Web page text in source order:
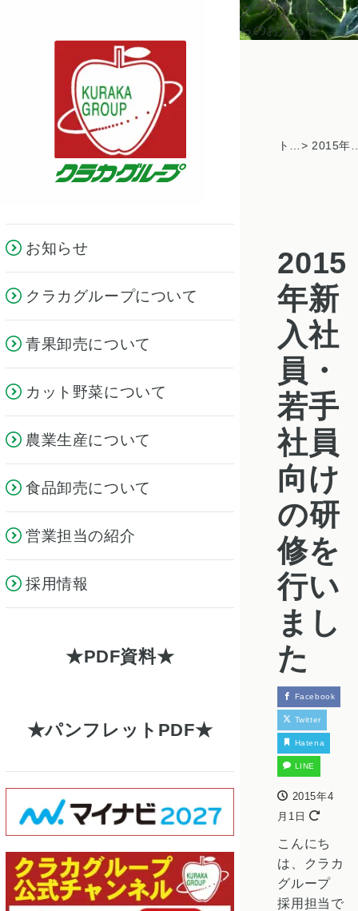
お知らせ
クラカグループについて
青果卸売について
カット野菜について
農業生産について
食品卸売について
営業担当の紹介
採用情報
PDF資料
パンフレットPDF
クラカグループか
らのお知らせ
トピックス一覧 > 2015年新入社員・
2015
年新
入社
員・
若手
社員
向け
の研
修を
行い
まし
た
Facebook
Twitter
Hatena
LINE
2015年4
月1日
こんにち
は、クラカ
グループ
採用担当で